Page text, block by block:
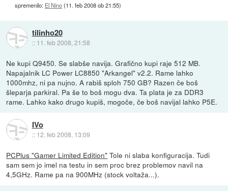
spremenilo: El Nino(11. feb 2008 ob 21:55)
tilinho20
:: 11. feb 2008, 21:58
Ne kupi Q9450. Se slabše navija. Grafično kupi raje 512 MB.
Napajalnik LC Power LC8850 "Arkangel" v2.2. Rame lahko
1000mhz, ni pa nujno. A rabiš sploh 750 GB? Razen če boš
šleparja parkiral. Pa še to boš mogu dva. Ta plata je za DDR3
rame. Lahko kako drugo kupiš, mogoče, če boš navijal lahko P5E.
IVo
:: 12. feb 2008, 13:09
PCPlus "Gamer Limited Edition" Tole ni slaba konfiguracija. Tudi
sam sem jo imel na testu in sem proc brez problemov navil na
4,5GHz. Rame pa na 900MHz (stock voltaža...).